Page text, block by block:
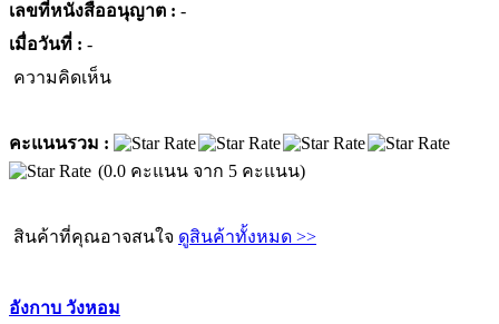
เลขที่หนังสืออนุญาต : -
เมื่อวันที่ : -
ความคิดเห็น
คะแนนรวม :
(0.0 คะแนน จาก 5 คะแนน)
สินค้าที่คุณอาจสนใจ ดูสินค้าทั้งหมด >>
อังกาบ วังหอม